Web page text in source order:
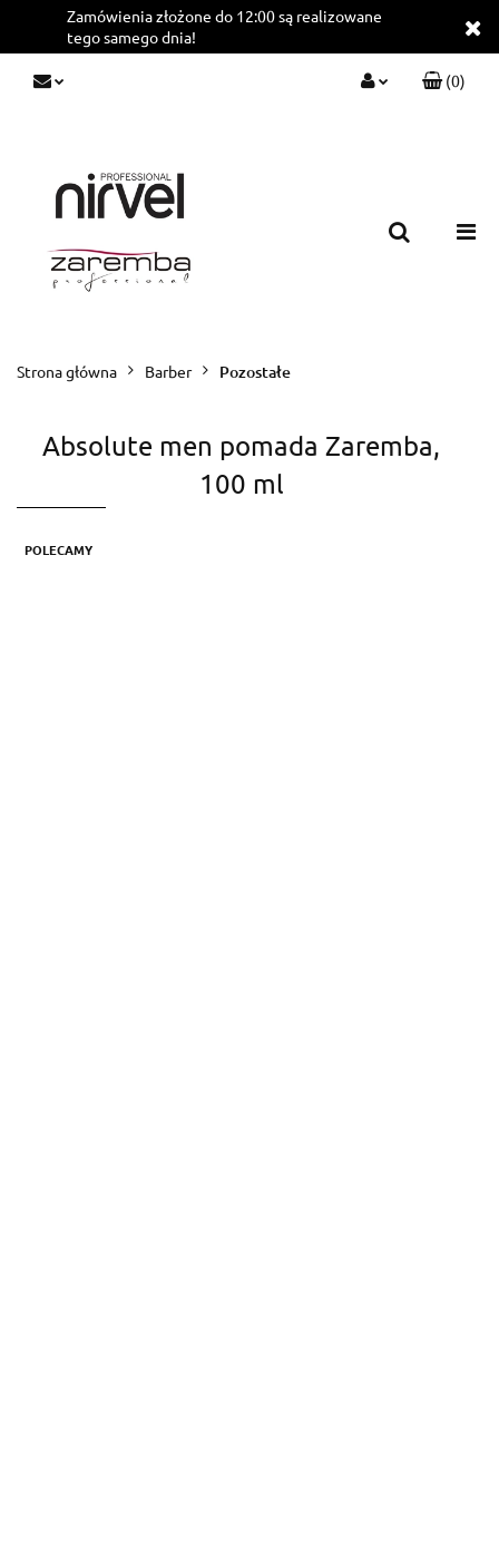
Zamówienia złożone do 12:00 są realizowane
tego samego dnia!
(0)
Strona główna Barber Pozostałe
Absolute men pomada Zaremba,
100 ml
POLECAMY